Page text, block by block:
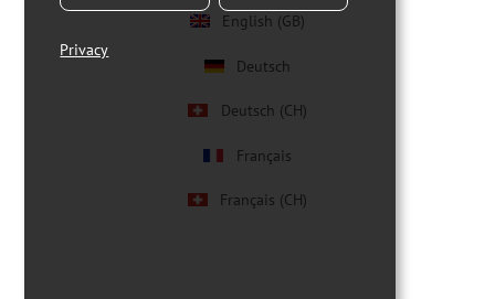
English (GB)
Deutsch
Deutsch (CH)
Français
Français (CH)
Privacy